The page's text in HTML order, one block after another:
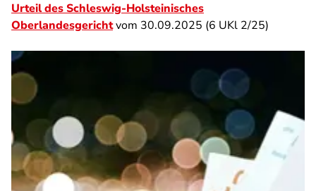
Urteil des Schleswig-Holsteinisches
Oberlandesgerichtvom 30.09.2025 (6 UKl 2/25)